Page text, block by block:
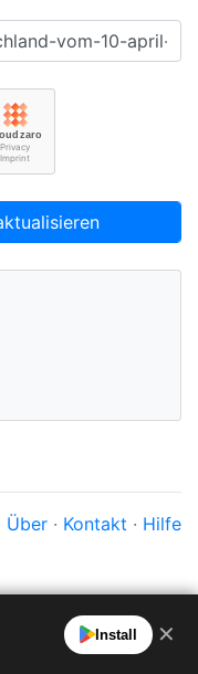
Über · Kontakt · Hilfe
Install ✕